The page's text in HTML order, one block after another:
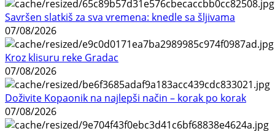
Savršen slatkiš za sva vremena: knedle sa šljivama
07/08/2026
Kroz klisuru reke Gradac
07/08/2026
Doživite Kopaonik na najlepši način – korak po korak
07/08/2026